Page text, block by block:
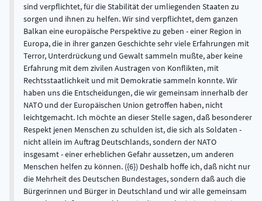
sind verpflichtet, für die Stabilität der umliegenden Staaten zu
sorgen und ihnen zu helfen. Wir sind verpflichtet, dem ganzen
Balkan eine europäische Perspektive zu geben - einer Region in
Europa, die in ihrer ganzen Geschichte sehr viele Erfahrungen mit
Terror, Unterdrückung und Gewalt sammeln mußte, aber keine
Erfahrung mit dem zivilen Austragen von Konflikten, mit
Rechtsstaatlichkeit und mit Demokratie sammeln konnte. Wir
haben uns die Entscheidungen, die wir gemeinsam innerhalb der
NATO und der Europäischen Union getroffen haben, nicht
leichtgemacht. Ich möchte an dieser Stelle sagen, daß besonderer
Respekt jenen Menschen zu schulden ist, die sich als Soldaten -
nicht allein im Auftrag Deutschlands, sondern der NATO
insgesamt - einer erheblichen Gefahr aussetzen, um anderen
Menschen helfen zu können. ({6}) Deshalb hoffe ich, daß nicht nur
die Mehrheit des Deutschen Bundestages, sondern daß auch die
Bürgerinnen und Bürger in Deutschland und wir alle gemeinsam